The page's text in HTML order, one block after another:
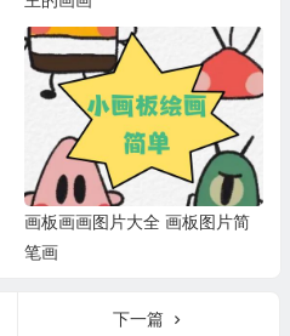
画板画画图片大全 画板图片简
笔画
下一篇